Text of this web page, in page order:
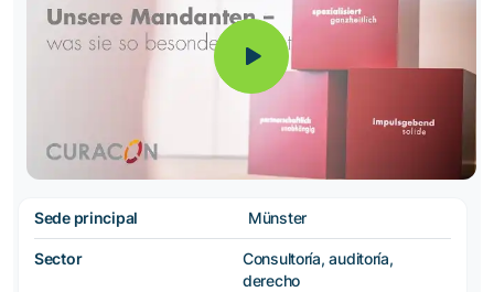
Sede principal Münster
Sector
Consultoría, auditoría,
derecho